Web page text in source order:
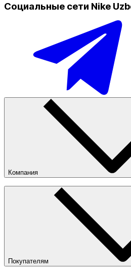
Социальные сети Nike
Компания
О компании
Наши магазины
Публичная оферта
Покупателям